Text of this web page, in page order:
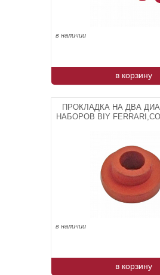
в наличии
в корзину
ПРОКЛАДКА НА ДВА
НАБОРОВ BIY
в наличии
в корзину